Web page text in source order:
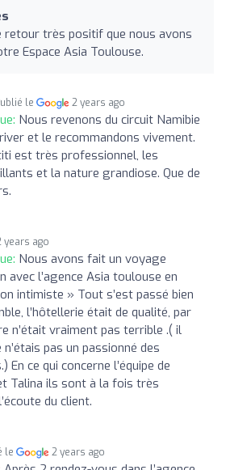
retour très positif que nous avons
Espace Asia Toulouse.
le 2 years ago
Nous revenons du circuit Namibie
et le recommandons vivement.
est très professionnel, les
et la nature grandiose. Que de
years ago
Nous avons fait un voyage
avec l’agence Asia toulouse en
intimiste » Tout s’est passé bien
l’hôtellerie était de qualité, par
n’était vraiment pas terrible .( il
pas un passionné des
En ce qui concerne l’équipe de
Talina ils sont à la fois très
du client.
le 2 years ago